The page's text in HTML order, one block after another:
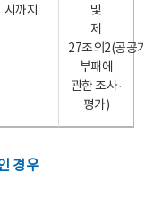
시까지
및
제
27조의2(공공
부패에
관한 조사·
평가)
경우